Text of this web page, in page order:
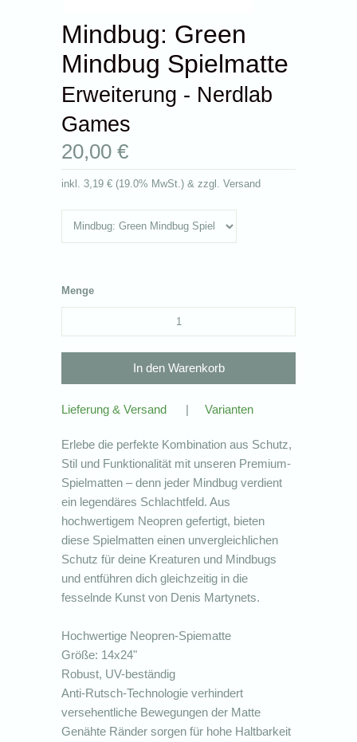
Mindbug: Green
Mindbug Spielmatte
Erweiterung - Nerdlab
Games
20,00 €
inkl.3,19 € (19.0% MwSt.) & zzgl. Versand
Menge
Lieferung & Versand | Varianten
Erlebe die perfekte Kombination aus Schutz,
Stil und Funktionalität mit unseren Premium-
Spielmatten – denn jeder Mindbug verdient
ein legendäres Schlachtfeld. Aus
hochwertigem Neopren gefertigt, bieten
diese Spielmatten einen unvergleichlichen
Schutz für deine Kreaturen und Mindbugs
und entführen dich gleichzeitig in die
fesselnde Kunst von Denis Martynets.
Hochwertige Neopren-Spiematte
Größe: 14x24"
Robust, UV-beständig
Anti-Rutsch-Technologie verhindert
versehentliche Bewegungen der Matte
Genähte Ränder sorgen für hohe Haltbarkeit